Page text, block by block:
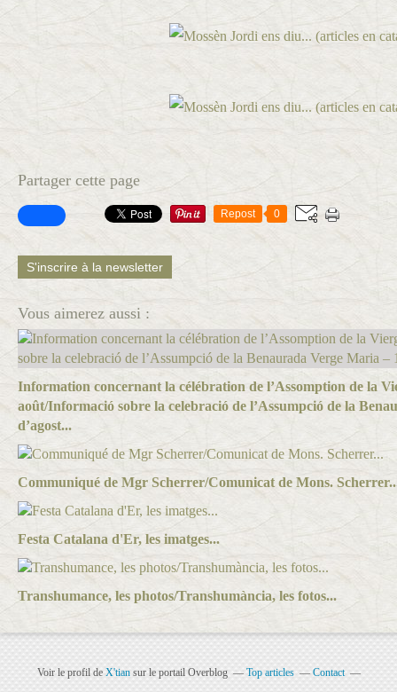
Partager cette page
Repost 0
S'inscrire à la newsletter
Vous aimerez aussi :
Information concernant la célébration de l’Assomption de la
août/Informació sobre la celebració de l’Assumpció de la
d’agost...
Communiqué de Mgr Scherrer/Comunicat de Mons.
Festa Catalana d'Er, les imatges...
Transhumance, les photos/Transhumància, les fotos...
Voir le profil de X'tiansur le portail Overblog Top articles Contact